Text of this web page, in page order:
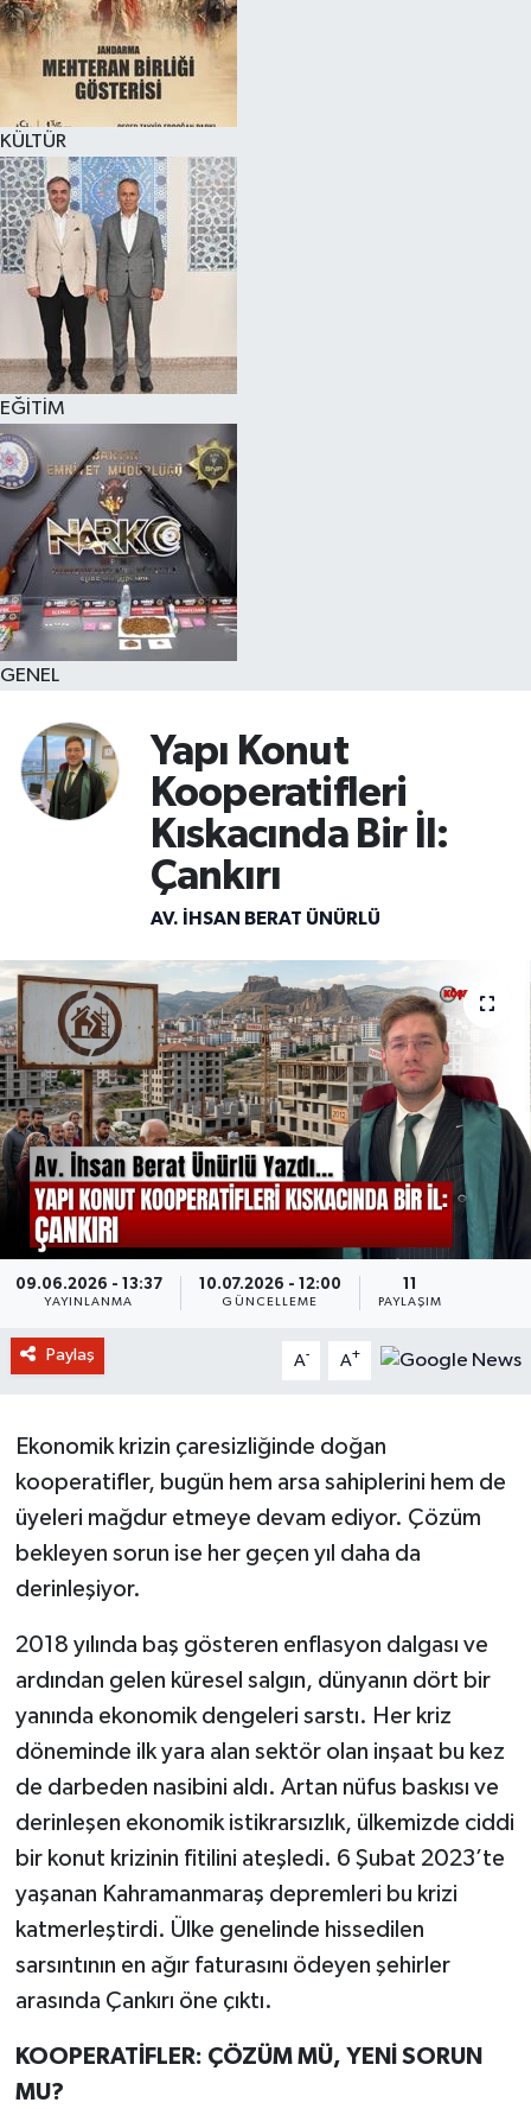
KÜLTÜR
EĞİTİM
GENEL
Yapı Konut
Kooperatifleri
Kıskacında Bir İl:
Çankırı
AV. İHSAN BERAT ÜNÜRLÜ
09.06.2026 - 13:37
YAYINLANMA
10.07.2026 - 12:00
GÜNCELLEME PAYLAŞIM
Paylaş A- A+
Ekonomik krizin çaresizliğinde doğan
kooperatifler, bugün hem arsa sahiplerini hem de
üyeleri mağdur etmeye devam ediyor. Çözüm
bekleyen sorun ise her geçen yıl daha da
derinleşiyor.
2018 yılında baş gösteren enflasyon dalgası ve
ardından gelen küresel salgın, dünyanın dört bir
yanında ekonomik dengeleri sarstı. Her kriz
döneminde ilk yara alan sektör olan inşaat bu kez
de darbeden nasibini aldı. Artan nüfus baskısı ve
derinleşen ekonomik istikrarsızlık, ülkemizde ciddi
bir konut krizinin fitilini ateşledi. 6 Şubat 2023’te
yaşanan Kahramanmaraş depremleri bu krizi
katmerleştirdi. Ülke genelinde hissedilen
sarsıntının en ağır faturasını ödeyen şehirler
arasında Çankırı öne çıktı.
KOOPERATİFLER: ÇÖZÜM MÜ, YENİ SORUN
MU?
KÜLTÜR SANAT
MAGAZİN
SAĞLIK
SİYASET
SPOR
TEKNOLOJİ
VİZYONDAKİLER
YAŞAM